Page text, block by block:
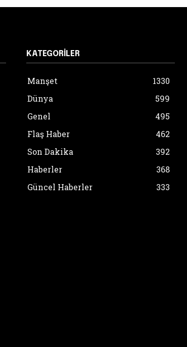
KATEGORILER
Manşet
1330
Dünya
599
Genel
495
Flaş Haber
462
Son Dakika
392
Haberler
368
Güncel Haberler
333